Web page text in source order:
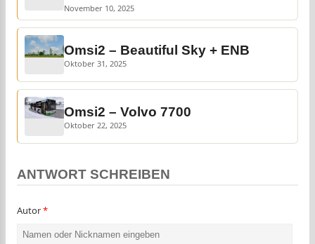
November 10, 2025
Omsi2 – Beautiful Sky + ENB
Oktober 31, 2025
Omsi2 – Volvo 7700
Oktober 22, 2025
ANTWORT SCHREIBEN
Autor*